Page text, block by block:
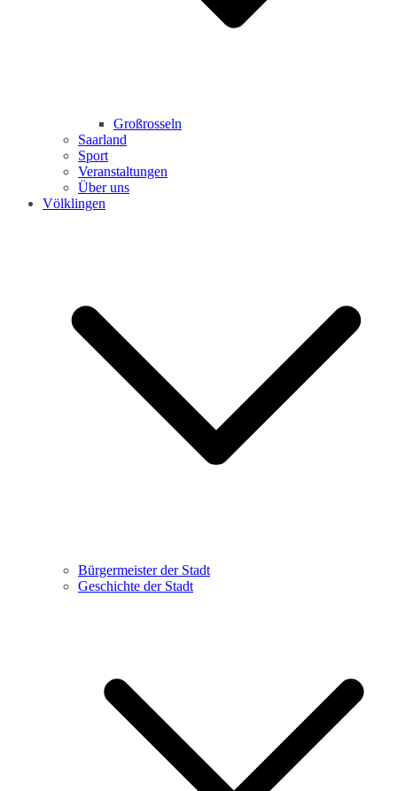
Großrosseln
Saarland
Sport
Veranstaltungen
Über uns
Völklingen
Bürgermeister der Stadt
Geschichte der Stadt